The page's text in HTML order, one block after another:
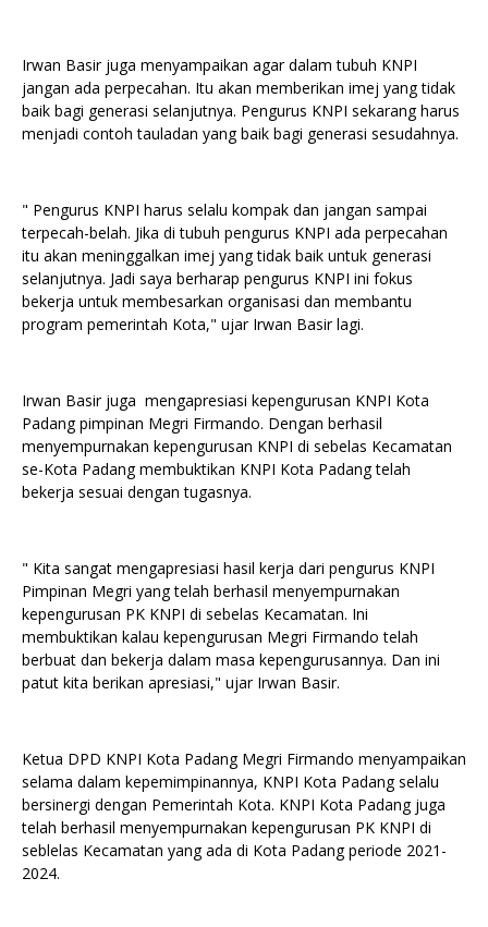
Irwan Basir juga menyampaikan agar dalam tubuh KNPI
jangan ada perpecahan. Itu akan memberikan imej yang tidak
baik bagi generasi selanjutnya. Pengurus KNPI sekarang harus
menjadi contoh tauladan yang baik bagi generasi sesudahnya.
" Pengurus KNPI harus selalu kompak dan jangan sampai
terpecah-belah. Jika di tubuh pengurus KNPI ada perpecahan
itu akan meninggalkan imej yang tidak baik untuk generasi
selanjutnya. Jadi saya berharap pengurus KNPI ini fokus
bekerja untuk membesarkan organisasi dan membantu
program pemerintah Kota," ujar Irwan Basir lagi.
Irwan Basir juga mengapresiasi kepengurusan KNPI Kota
Padang pimpinan Megri Firmando. Dengan berhasil
menyempurnakan kepengurusan KNPI di sebelas Kecamatan
se-Kota Padang membuktikan KNPI Kota Padang telah
bekerja sesuai dengan tugasnya.
" Kita sangat mengapresiasi hasil kerja dari pengurus KNPI
Pimpinan Megri yang telah berhasil menyempurnakan
kepengurusan PK KNPI di sebelas Kecamatan. Ini
membuktikan kalau kepengurusan Megri Firmando telah
berbuat dan bekerja dalam masa kepengurusannya. Dan ini
patut kita berikan apresiasi," ujar Irwan Basir.
Ketua DPD KNPI Kota Padang Megri Firmando menyampaikan
selama dalam kepemimpinannya, KNPI Kota Padang selalu
bersinergi dengan Pemerintah Kota. KNPI Kota Padang juga
telah berhasil menyempurnakan kepengurusan PK KNPI di
seblelas Kecamatan yang ada di Kota Padang periode 2021-
2024.